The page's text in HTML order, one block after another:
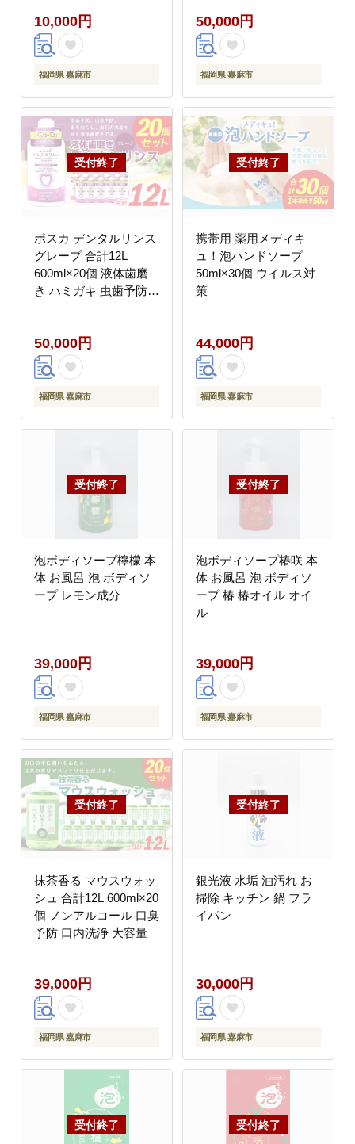
10,000円
福岡県 嘉麻市
50,000円
福岡県 嘉麻市
ポスカ デンタルリンス
グレープ 合計12L
600ml×20個 液体歯磨
き ハミガキ 虫歯予防
50,000円
福岡県 嘉麻市
携帯用 薬用メディキ
ュ！泡ハンドソープ
50ml×30個 ウイルス対
策
44,000円
福岡県 嘉麻市
泡ボディソープ檸檬 本
体 お風呂 泡 ボディソ
ープ レモン成分
39,000円
福岡県 嘉麻市
泡ボディソープ椿咲 本
体 お風呂 泡 ボディソ
ープ 椿 椿オイル オイ
ル
39,000円
福岡県 嘉麻市
抹茶香る マウスウォッ
シュ 合計12L 600ml×20
個 ノンアルコール 口臭
予防 口内洗浄 大容量
39,000円
福岡県 嘉麻市
銀光液 水垢 油汚れ お
掃除 キッチン 鍋 フラ
イパン
30,000円
福岡県 嘉麻市